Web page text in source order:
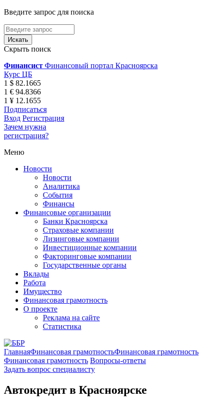
Введите запрос для поиска
Скрыть поиск
Финансист Финансовый портал Красноярска
Курс ЦБ
1 $ 82.1665
1 € 94.8366
1 ¥ 12.1655
Подписаться
Вход Регистрация
Зачем нужна
регистрация?
Меню
Новости
Новости
Аналитика
События
Финансы
Финансовые организации
Банки Красноярска
Страховые компании
Лизинговые компании
Инвестиционные компании
Факторинговые компании
Государственные органы
Вклады
Работа
Имущество
Финансовая грамотность
О проекте
Реклама на сайте
Статистика
ГлавнаяФинансовая грамотностьФинансовая грамотность
Финансовая грамотность Вопросы-ответы
Задать вопрос специалисту
Автокредит в Красноярске